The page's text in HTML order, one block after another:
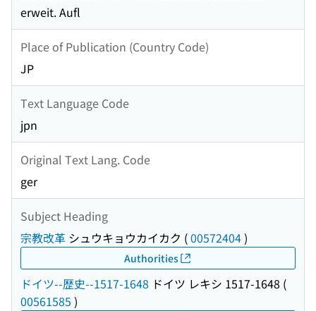
erweit. Aufl
Place of Publication (Country Code)
JP
Text Language Code
jpn
Original Text Lang. Code
ger
Subject Heading
宗教改革 シュウキョウカイカク (00572404)
Authorities
ドイツ--歴史--1517-1648 ドイツ レキシ 1517-1648 (
00561585 )